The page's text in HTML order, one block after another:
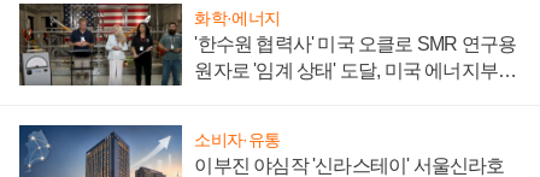
화학·에너지
'한수원 협력사' 미국 오클로 SMR 연구용
원자로 '임계 상태' 도달, 미국 에너지부
소비자·유통
이부진 야심작 '신라스테이' 서울신라호